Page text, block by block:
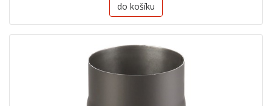
do košíku